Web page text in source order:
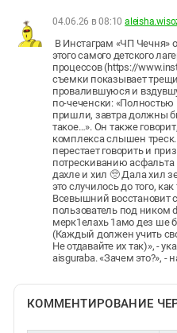
04.06.26 в 08:10
В Инстаграм «ЧП Чечня»
этого самого детского
процессов (https://
съемки показывает
провалившуюся и
по-чеченски: «Полностью
пришли, завтра должны
такое…». Он также
комплекса слышен треск.
перестает говорить и
потрескиванию
дахле и хил 🥺 Дала хил
это случилось до того,
Всевышний восстановит
пользователь под ником
мерк1елахь 1амо дез ше
(Каждый должен учить
Не отдавайте их так)», -
aisguraba. «Зачем это?», -
КОММЕНТИРОВАНИЕ